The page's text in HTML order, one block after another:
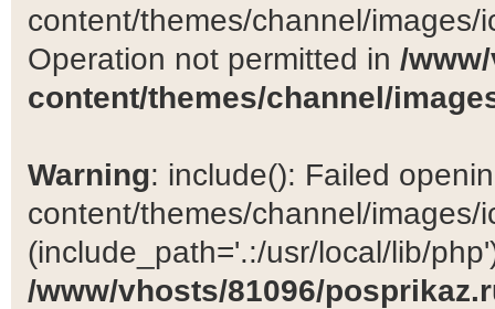
content/themes/channel/
Operation not permitted in /
content/themes/channel/
Warning: include(): Failed
content/themes/channel/images/
(include_path='.:/usr/local/lib/
/www/vhosts/81096/